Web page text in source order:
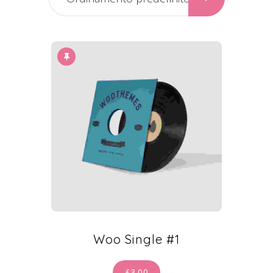
Woo Single #1